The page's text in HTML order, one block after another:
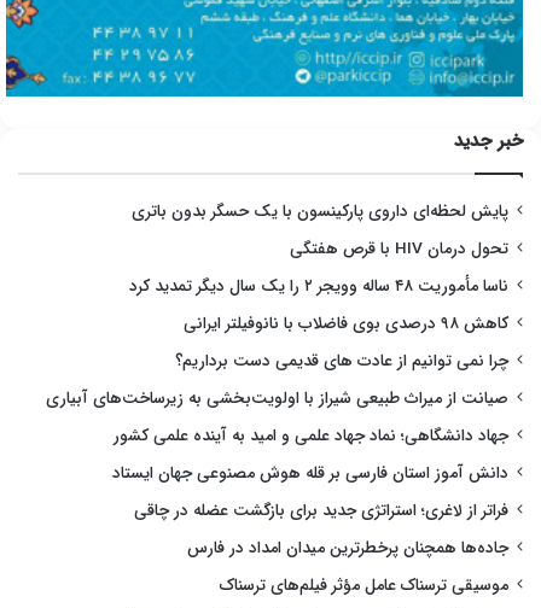
خبر جدید
پایش لحظه‌ای داروی پارکینسون با یک حسگر بدون باتری
تحول درمان HIV با قرص هفتگی
ناسا مأموریت ۴۸ ساله وویجر ۲ را یک سال دیگر تمدید کرد
کاهش ۹۸ درصدی بوی فاضلاب با نانوفیلتر ایرانی
چرا نمی توانیم از عادت های قدیمی دست برداریم؟
صیانت از میراث طبیعی شیراز با اولویت‌بخشی به زیرساخت‌های آبیاری
جهاد دانشگاهی؛ نماد جهاد علمی و امید به آینده علمی کشور
دانش آموز استان فارسی بر قله هوش مصنوعی جهان ایستاد
فراتر از لاغری؛ استراتژی جدید برای بازگشت عضله در چاقی
جاده‌ها همچنان پرخطرترین میدان امداد در فارس
موسیقی ترسناک عامل مؤثر فیلم‌های ترسناک